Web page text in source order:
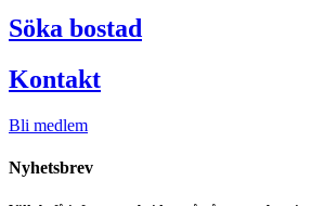
Söka bostad
Kontakt
Bli medlem
Nyhetsbrev